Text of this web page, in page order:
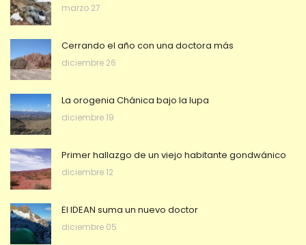
marzo 27
Cerrando el año con una doctora más
diciembre 26
La orogenia Chánica bajo la lupa
diciembre 19
Primer hallazgo de un viejo habitante gondwánico
diciembre 12
El IDEAN suma un nuevo doctor
diciembre 05